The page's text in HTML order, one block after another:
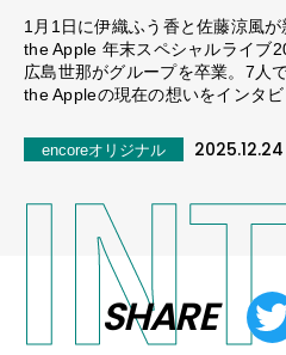
1月1日に伊織ふう香と佐藤涼風
the Apple 年末スペシャルライブ
広島世那がグループを卒業。7人
the Appleの現在の想いをインタビ
encoreオリジナル 2025.12.24
SHARE